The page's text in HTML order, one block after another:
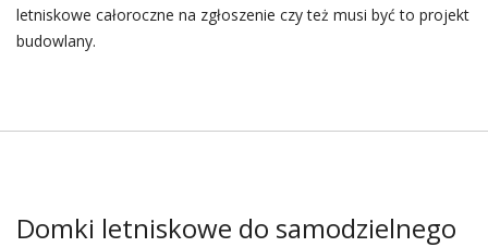
letniskowe całoroczne na zgłoszenie czy też musi być to projekt
budowlany.
Domki letniskowe do samodzielnego